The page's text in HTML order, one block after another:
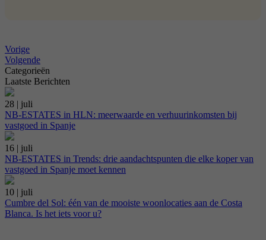
Vorige
Volgende
Categorieën
Laatste Berichten
28 | juli
NB-ESTATES in HLN: meerwaarde en verhuurinkomsten bij
vastgoed in Spanje
16 | juli
NB-ESTATES in Trends: drie aandachtspunten die elke koper van
vastgoed in Spanje moet kennen
10 | juli
Cumbre del Sol: één van de mooiste woonlocaties aan de Costa
Blanca. Is het iets voor u?